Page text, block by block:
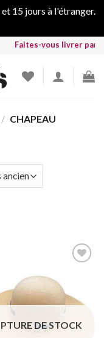
15 jours à l'étranger.
Faites-vous livrer partout
/ CHAPEAU
à la liste
de
souhaits
DE STOCK